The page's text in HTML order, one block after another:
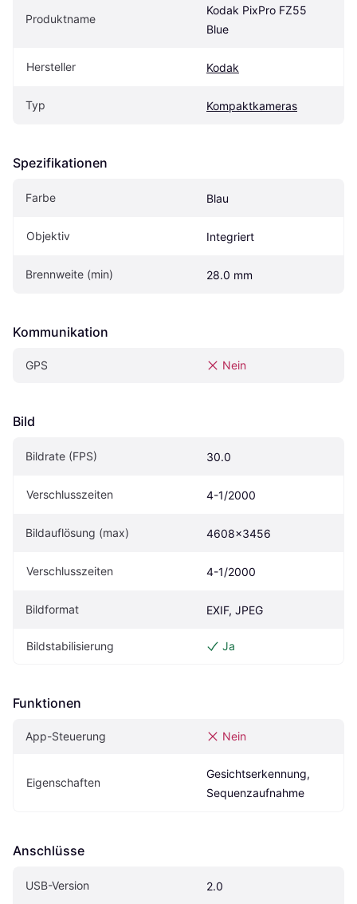
Produktname
Kodak PixPro FZ55
Blue
Hersteller Kodak
Typ Kompaktkameras
Spezifikationen
Farbe Blau
Objektiv Integriert
Brennweite (min) 28.0 mm
Kommunikation
GPS Nein
Bild
Bildrate (FPS) 30.0
Verschlusszeiten 4-1/2000
Bildauflösung (max) 4608x3456
Verschlusszeiten 4-1/2000
Bildformat EXIF, JPEG
Bildstabilisierung Ja
Funktionen
App-Steuerung Nein
Eigen­schaften
Gesichtserkennung,
Sequenzaufnahme
Anschlüsse
USB-Version 2.0